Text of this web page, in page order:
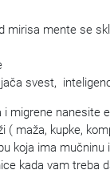
mirisa mente se
svest,
migrene nanesite
( maža, kupke,
koja ima mučninu
kada vam treba